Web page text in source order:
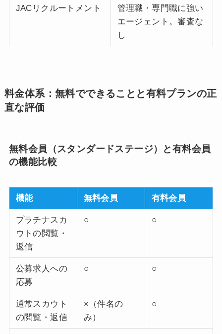
JACリクルートメント
管理職・専門職に強い
エージェント。審査な
し
料金体系：無料でできることと有料プランの正
直な評価
無料会員（スタンダードステージ）と有料会員
の機能比較
機能 無料会員 有料会員
プラチナスカ
ウトの閲覧・
返信
○ ○
公募求人への
応募
○ ○
通常スカウト
の閲覧・返信
×（件名の
み）
○